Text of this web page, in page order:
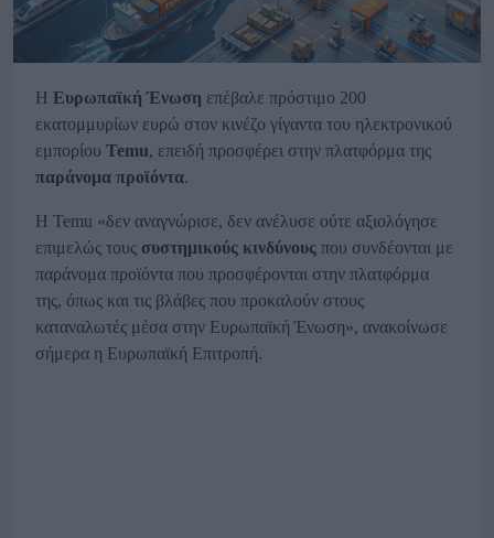
Η Ευρωπαϊκή Ένωση επέβαλε πρόστιμο 200
εκατομμυρίων ευρώ στον κινέζο γίγαντα του ηλεκτρονικού
εμπορίου Temu, επειδή προσφέρει στην πλατφόρμα της
παράνομα προϊόντα.
Η Temu «δεν αναγνώρισε, δεν ανέλυσε ούτε αξιολόγησε
επιμελώς τους συστημικούς κινδύνους που συνδέονται με
παράνομα προϊόντα που προσφέρονται στην πλατφόρμα
της, όπως και τις βλάβες που προκαλούν στους
καταναλωτές μέσα στην Ευρωπαϊκή Ένωση», ανακοίνωσε
σήμερα η Ευρωπαϊκή Επιτροπή.